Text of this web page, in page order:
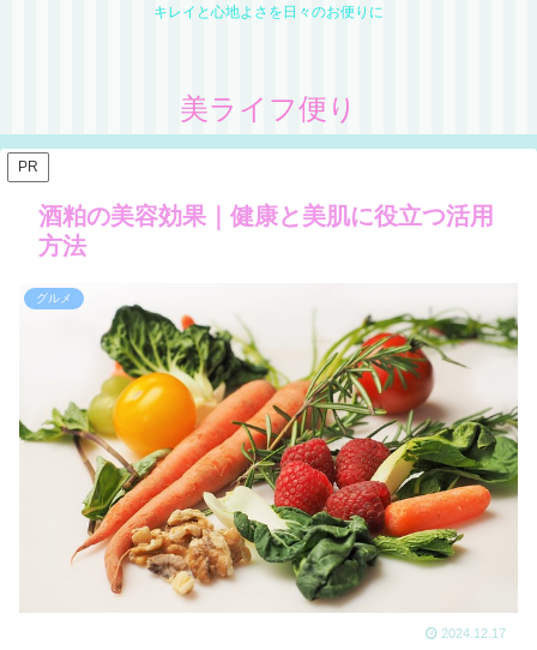
キレイと心地よさを日々のお便りに
美ライフ便り
PR
酒粕の美容効果｜健康と美肌に役立つ活用
方法
グルメ
2024.12.17